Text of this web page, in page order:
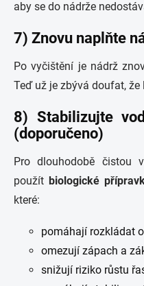
aby se do nádrže
7) Znovu naplňte
Po vyčištění je nádrž
Teď už je zbývá doufat,
8) Stabilizujte
(doporučeno)
Pro dlouhodobě čistou
použítbiologické
které:
pomáhají rozkládat
omezují zápach a
snižují riziko růstu